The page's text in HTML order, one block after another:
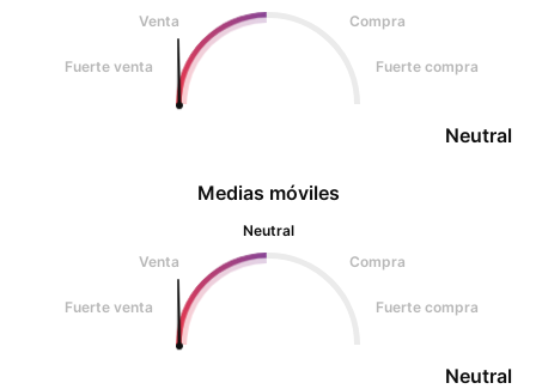
Venta
Compra
Fuerte venta Fuerte compra
Neutral
Medias móviles
Neutral
Venta
Compra
Fuerte venta Fuerte compra
Neutral